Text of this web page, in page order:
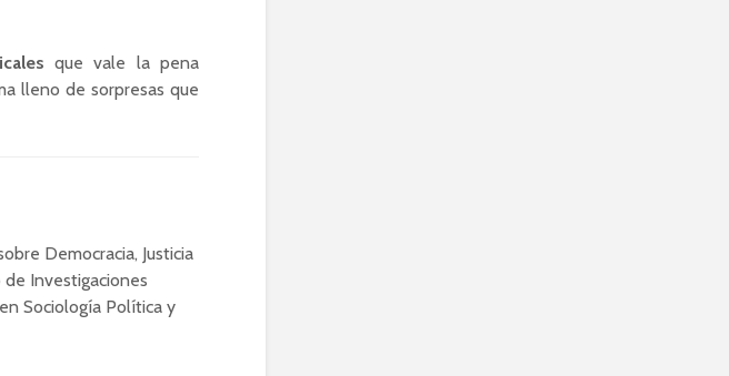
que vale la pena
lleno de sorpresas que
Democracia, Justicia
Investigaciones
Sociología Política y